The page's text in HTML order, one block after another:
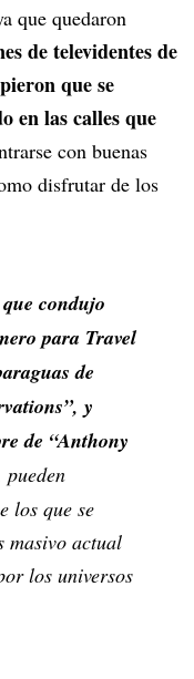
que quedaron
de televidentes de
que se
en las calles que
con buenas
disfrutar de los
condujo
para Travel
de
y
de “Anthony
pueden
los que se
masivo actual
los universos